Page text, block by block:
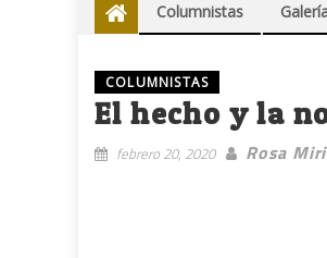
Columnistas
COLUMNISTAS
El hecho y la
febrero 20, 2020 Rosa